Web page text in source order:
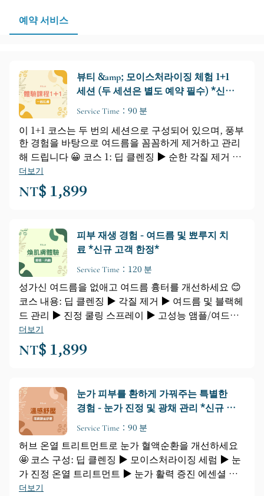
예약 서비스
뷰티 &amp; 모이스처라이징 체험 1+1
세션 (두 세션은 별도 예약 ​​필수) *신규
고객 한정*
Service Time：90 분
이 1+1 코스는 두 번의 세션으로 구성되어 있으며, 풍부
한 경험을 바탕으로 여드름을 꼼꼼하게 제거하고 관리
해 드립니다 😀 코스 1: 딥 클렌징 ▶ 순한 각질 제거 ▶
여드름 관리 ▶ 진정 쿨링 스프레이 ▶ 고성능 앰플 ▶
광채 에너지 스트레스 해소 ▶ 맞춤형 피부 소프트 마스
크 ▶ 기본 스킨케어 ❤❤❤ 코스 2: 클렌징 스킨
더보기
NT$ 1,899
피부 재생 경험 - 여드름 및 뾰루지 치
료 *신규 고객 한정*
Service Time：120 분
성가신 여드름을 없애고 여드름 흉터를 개선하세요 😊
코스 내용: 딥 클렌징 ▶ 각질 제거 ▶ 여드름 및 블랙헤
드 관리 ▶ 진정 쿨링 스프레이 ▶ 고성능 앰플/여드름
성 피부용 앰플 ▶ 활력 증진 스트레스 해소 ▶ 맞춤형
스킨 마스크 ▶ 기초 스킨케어
더보기
NT$ 1,899
눈가 피부를 환하게 가꿔주는 특별한
경험 - 눈가 진정 및 광채 관리 *신규 고
객 한정*
Service Time：90 분
허브 온열 트리트먼트로 눈가 혈액순환을 개선하세요
🤩 코스 구성: 딥 클렌징 ▶ 모이스처라이징 세럼 ▶ 눈
가 진정 온열 트리트먼트 ▶ 눈가 활력 증진 에센셜 오
일 블렌드 ▶ 편안한 눈가 마사지 ▶ 두피 마사지 ▶ 두
더보기